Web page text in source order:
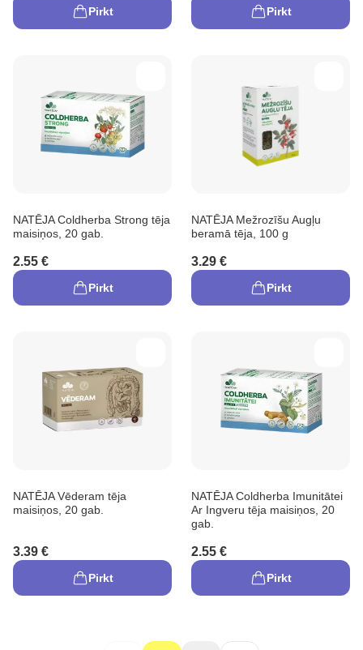
Pirkt Pirkt
NATĒJA Coldherba Strong tēja
maisiņos, 20 gab.
2.55 €
Pirkt
NATĒJA Mežrozīšu Augļu
beramā tēja, 100 g
3.29 €
Pirkt
NATĒJA Vēderam tēja
maisiņos, 20 gab.
3.39 €
Pirkt
NATĒJA Coldherba Imunitātei
Ar Ingveru tēja maisiņos, 20
gab.
2.55 €
Pirkt